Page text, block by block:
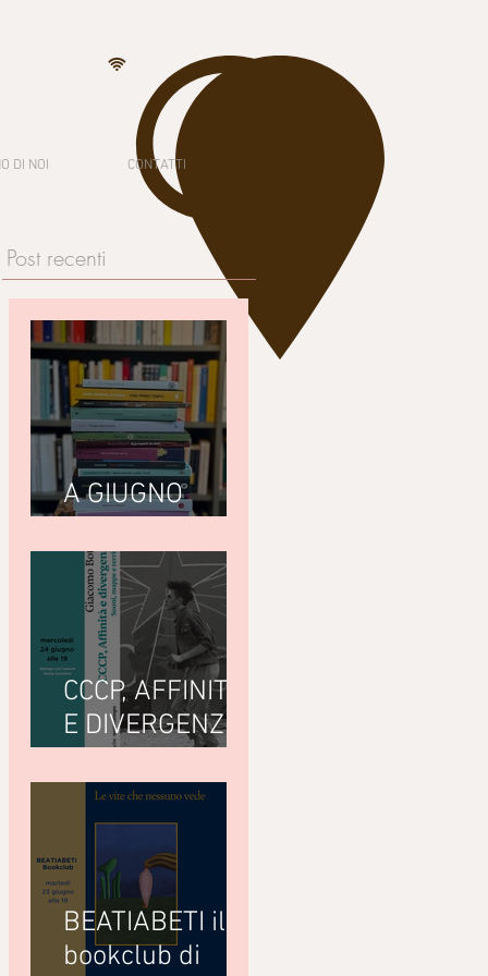
DI NOI CONTATTI
Post recenti
A GIUGNO
CCCP, AFFINITÀ
E DIVERGENZE
Bottà
(Nottetempo)
BEATIABETI il
bookclub di